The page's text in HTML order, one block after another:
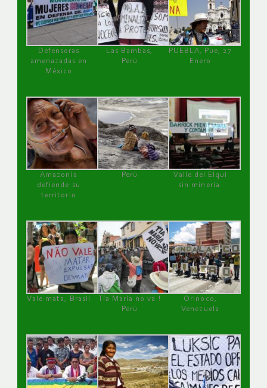
Defensoras
amenazadas en
México
Las Bambas,
Perú
PUEBLA, Pue, 27
Enero
Amazonía
defiende su
territorio
Perú
Valle del Elqui
sin minería.
Vale mata, Brasil
Tía María no va !
Perú
Orinoco,
Venezuela